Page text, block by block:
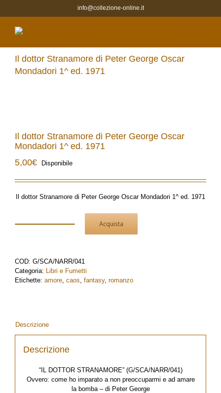
info@collezione-online.it
Il dottor Stranamore di Peter George Oscar
Mondadori 1^ ed. 1971
Il dottor Stranamore di Peter George Oscar
Mondadori 1^ ed. 1971
5,00€ Disponibile
Il dottor Stranamore di Peter George Oscar Mondadori 1^ ed. 1971
Peter
George
Oscar
1971
Acquista
COD: G/SCA/NARR/041
Categoria: Libri e Fumetti
Etichette: amore, caos, fantasy, romanzo
Descrizione
Descrizione
“IL DOTTOR STRANAMORE” (G/SCA/NARR/041)
Ovvero: come ho imparato a non preoccuparmi e ad amare
la bomba – di Peter George